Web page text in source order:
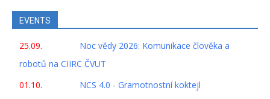
EVENTS
25.09.
Noc vědy 2026: Komunikace člověka a
robotů na CIIRC ČVUT
01.10.
NCS 4.0 - Gramotnostní koktejl